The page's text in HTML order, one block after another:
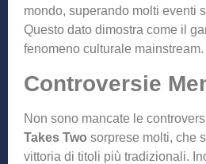
mondo, superando molti eventi
Questo dato dimostra come il
fenomeno culturale mainstream.
Controversie
Non sono mancate le
Takes Two sorprese molti, che
vittoria di titoli più tradizionali.